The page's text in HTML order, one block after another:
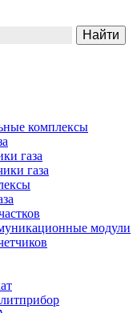
комплексы
газа
газа
модули